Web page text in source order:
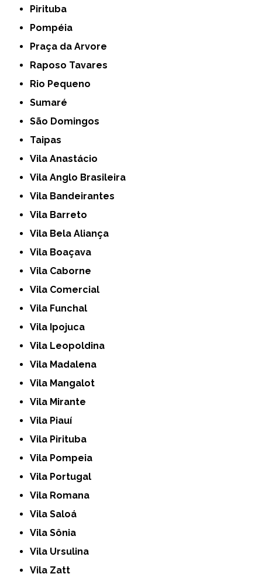
Pirituba
Pompéia
Praça da Arvore
Raposo Tavares
Rio Pequeno
Sumaré
São Domingos
Taipas
Vila Anastácio
Vila Anglo Brasileira
Vila Bandeirantes
Vila Barreto
Vila Bela Aliança
Vila Boaçava
Vila Caborne
Vila Comercial
Vila Funchal
Vila Ipojuca
Vila Leopoldina
Vila Madalena
Vila Mangalot
Vila Mirante
Vila Piauí
Vila Pirituba
Vila Pompeia
Vila Portugal
Vila Romana
Vila Saloá
Vila Sônia
Vila Ursulina
Vila Zatt